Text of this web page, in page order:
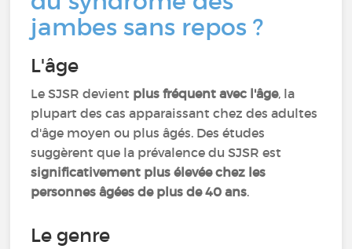
jambes sans repos ?
L'âge
Le SJSR devient plus fréquent avec l'âge, la
plupart des cas apparaissant chez des adultes
d'âge moyen ou plus âgés. Des études
suggèrent que la prévalence du SJSR est
significativement plus élevée chez les
personnes âgées de plus de 40 ans.
Le genre